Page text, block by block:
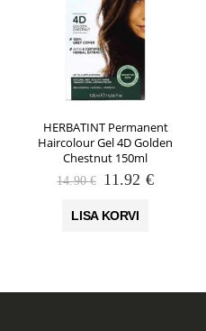
HERBATINT Permanent
Haircolour Gel 4D Golden
Chestnut 150ml
14.90€ Algne
oli:
11.92 €Praegune
LISA KORVI